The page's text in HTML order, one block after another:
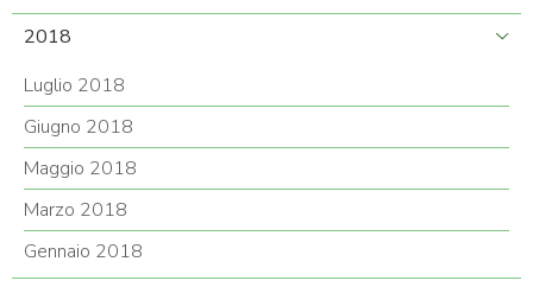
2018
Luglio 2018
Giugno 2018
Maggio 2018
Marzo 2018
Gennaio 2018